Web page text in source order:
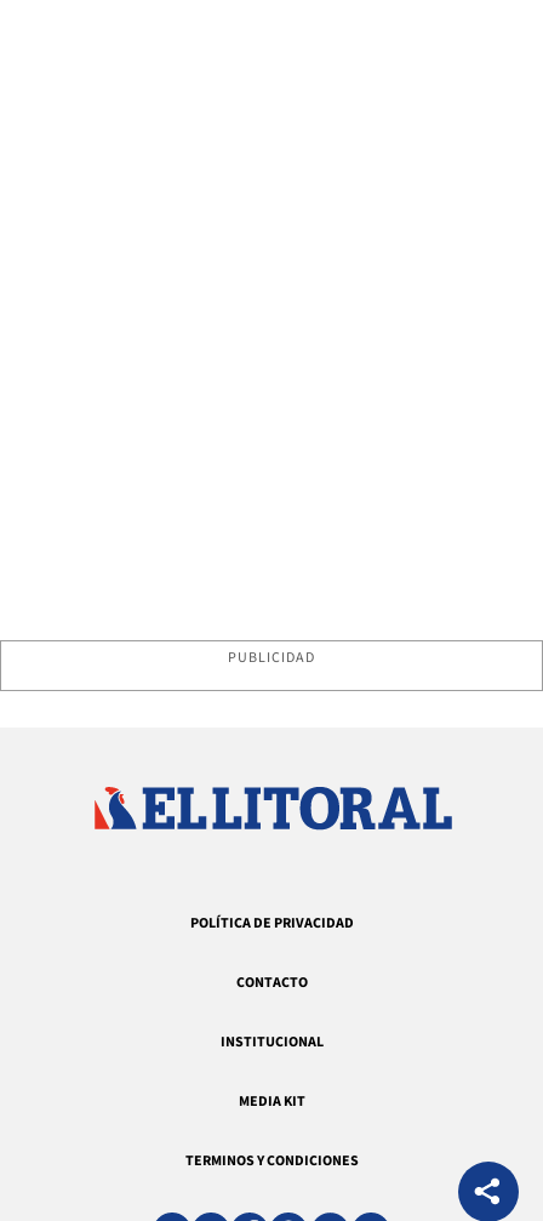
PUBLICIDAD
POLÍTICA DE PRIVACIDAD
CONTACTO
INSTITUCIONAL
MEDIA KIT
TERMINOS Y CONDICIONES